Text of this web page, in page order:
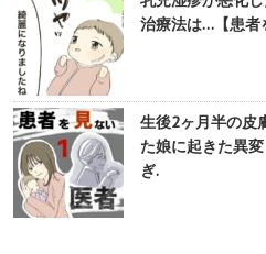
治療法は…【患
生後2ヶ月半の皮
た娘に起きた異
ぎ.